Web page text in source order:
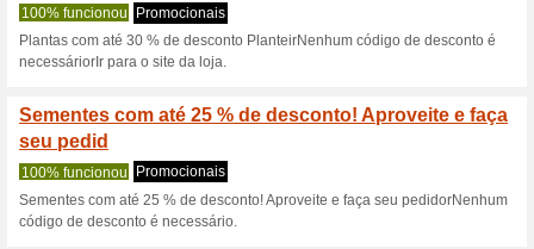
Vá para
Receba avisos de cupons
adicionados a esta loja..